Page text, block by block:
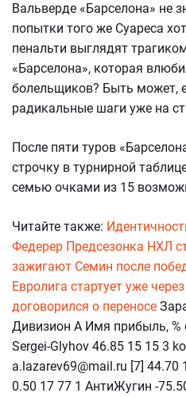
Вальверде «Барселона» не
попытки того же Суареса
пенальти выглядят
«Барселона», которая
болельщиков? Быть может,
радикальные шаги уже на
После пяти туров
строчку в турнирной
семью очками из 15
Читайте также:
Федерер Предсезонка НХЛ
зажигают Семин после
Евролига стартует уже
договорился о переносе
Дивизион А Имя прибыль, %
Sergei-Glyhov 46.85 15 15 3
a.lazarev69@mail.ru [7] 44.70
0.50 17 77 1 АнтиЖугин -